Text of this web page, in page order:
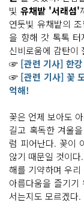
빛 유채밭 '서래섬'
연둣빛 유채밭의
을 향해 갓 톡톡 터
신비로움에 감탄이
☞ [관련 기사] 한
☞ [관련 기사] 꽃
억해!
꽃은 언제 보아도
길고 혹독한 겨울
럼 피어난다. 꽃이
않기 때문일 것이
해를 기약하며 우
아름다움을 즐기
서는지도 모르겠다.